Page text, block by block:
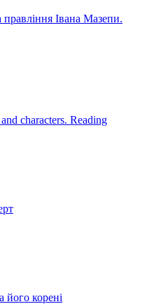
правління Івана Мазепи.
characters. Reading
його корені